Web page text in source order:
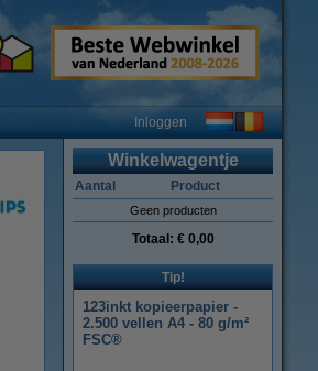
Inloggen
Winkelwagentje
Aantal Product
Geen producten
Totaal: € 0,00
Tip!
123inkt kopieerpapier -
2.500 vellen A4 - 80 g/m²
FSC®